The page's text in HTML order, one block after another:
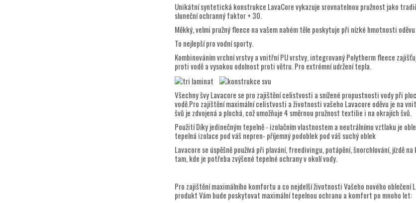
Unikátní syntetická konstrukce LavaCore vykazuje srovnatelnou pružnost jako
sluneční ochranný faktor + 30.
Měkký, velmi pružný fleece na vašem nahém těle poskytuje při nízké hmotnosti
To nejlepší pro vodní sporty.
Kombinováním vrchní vrstvy a vnitřní PU vrstvy, integrovaný Polytherm fleece
proti vodě a vysokou odolnost proti větru. Pro extrémní udržení tepla.
Všechny švy Lavacore se pro zajištění celistvosti a snížené propustnosti vody při
vodě.Pro zajištění maximální celistvosti a životnosti vašeho Lavacore oděvu je na
švů je zdvojená a plochá, což umožňuje 4 směrnou pružnost textilie i na okrajích švů.
Použití Díky jedinečným tepelně - izolačním vlastnostem a neutrálnímu vztlaku je
tepelná izolace pod váš nepren- příjemný podoblek pod váš suchý oblek
Lavacore se úspěšně používá při plavání, freedivingu, potápění, šnorchlování, jízdě
tam, kde je potřeba zvýšené tepelné ochrany v okolí vody.
Pro zajištění maximálního komfortu a co nejdelší životnosti Vašeho nového
produkt Vám bude poskytovat maximální tepelnou ochranu a komfort po mnoho let: